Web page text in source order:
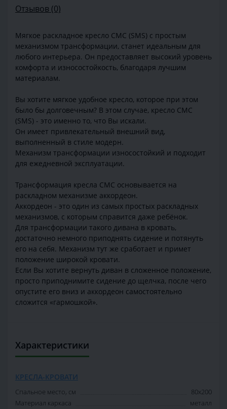
Отзывов (0)
Мягкое раскладное кресло СМС (SMS) с простым
механизмом трансформации, станет идеальным для
любого интерьера. Он предоставляет высокий уровень
комфорта и износостойкость, благодаря лучшим
материалам.
Вы хотите мягкое удобное кресло, которое при этом
было бы долговечным? В этом случае, кресло СМС
(SMS) - это именно то, что Вы искали.
Он имеет привлекательный внешний вид,
выполненный в стиле модерн.
Механизм трансформации износостойкий и подходит
для ежедневной эксплуатации.
Трансформация кресла СМС основывается на
раскладном механизме аккордеон.
Аккордеон - это один из самых простых раскладных
механизмов, с которым справится даже ребёнок.
Для трансформации такого дивана в кровать,
достаточно немного приподнять сидение и потянуть
его на себя. Механизм тут же сработает и примет
положение широкой кровати.
Если Вы хотите вернуть диван в сложенное положение,
просто приподнимите сидение до щелчка, после чего
опустите его вниз и аккордеон самостоятельно
сложится «гармошкой».
Характеристики
КРЕСЛА-КРОВАТИ
Спальное место, см
80х200
Материал каркаса
металл